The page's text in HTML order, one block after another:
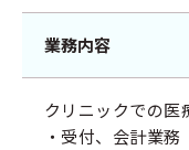
業務内容
クリニックでの医
・受付、会計業務